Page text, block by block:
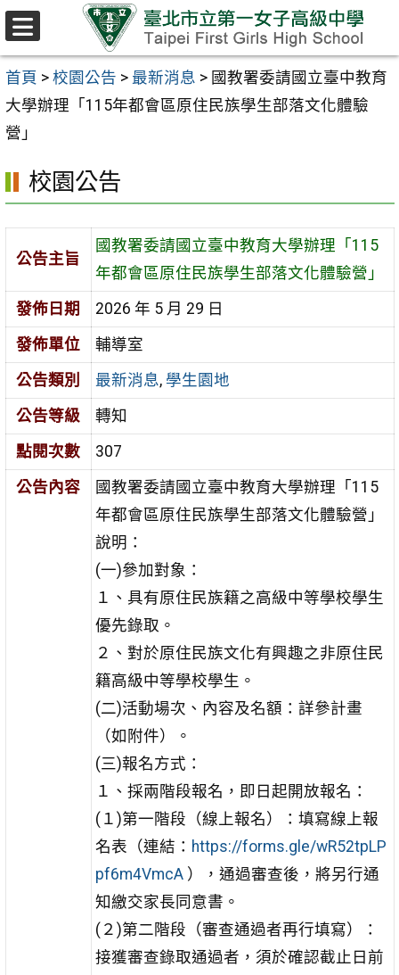
跳至主要內容區
首頁 > 校園公告 > 最新消息 > 國教署委請國立臺中教育
大學辦理「115年都會區原住民族學生部落文化體驗
營」
校園公告
公告主旨
國教署委請國立臺中教育大學辦理「115
年都會區原住民族學生部落文化體驗營」
發佈日期
2026 年 5 月 29 日
發佈單位
輔導室
公告類別
最新消息, 學生園地
公告等級
轉知
點閱次數
307
公告內容
國教署委請國立臺中教育大學辦理「115
年都會區原住民族學生部落文化體驗營」
說明：
(一)參加對象：
１、具有原住民族籍之高級中等學校學生
優先錄取。
２、對於原住民族文化有興趣之非原住民
籍高級中等學校學生。
(二)活動場次、內容及名額：詳參計畫
（如附件）。
(三)報名方式：
１、採兩階段報名，即日起開放報名：
(１)第一階段（線上報名）：填寫線上報
名表（連結： https://forms.gle/wR52tpLP
pf6m4VmcA），通過審查後，將另行通
知繳交家長同意書。
(２)第二階段（審查通過者再行填寫）：
接獲審查錄取通過者，須於確認截止日前
選
單